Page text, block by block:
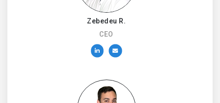
Zebedeu R.
CEO